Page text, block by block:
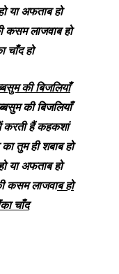
या अफताब हो
कसम लाजवाब हो
चाँद हो
की बिजलियाँ
की बिजलियाँ
करती हैं कहकशां
तुम ही शबाब हो
या अफताब हो
कसम लाजवाब हो
चाँद